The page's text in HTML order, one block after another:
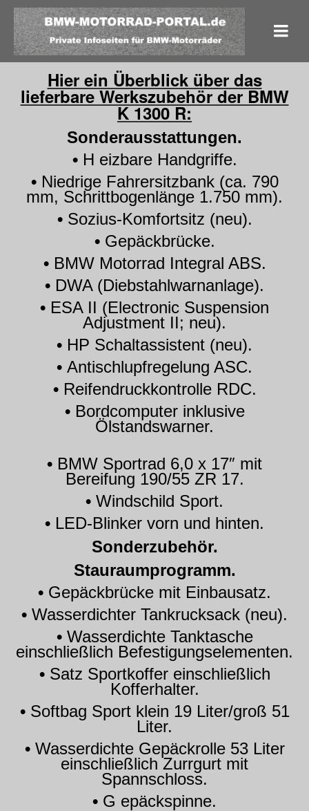
Hier ein Überblick über das
lieferbare Werkszubehör der BMW
K 1300 R:
Sonderausstattungen.
• H eizbare Handgriffe.
• Niedrige Fahrersitzbank (ca. 790
mm, Schrittbogenlänge 1.750 mm).
• Sozius-Komfortsitz (neu).
• Gepäckbrücke.
• BMW Motorrad Integral ABS.
• DWA (Diebstahlwarnanlage).
• ESA II (Electronic Suspension
Adjustment II; neu).
• HP Schaltassistent (neu).
• Antischlupfregelung ASC.
• Reifendruckkontrolle RDC.
• Bordcomputer inklusive
Ölstandswarner.
• BMW Sportrad 6,0 x 17″ mit
Bereifung 190/55 ZR 17.
• Windschild Sport.
• LED-Blinker vorn und hinten.
Sonderzubehör.
Stauraumprogramm.
• Gepäckbrücke mit Einbausatz.
• Wasserdichter Tankrucksack (neu).
• Wasserdichte Tanktasche
einschließlich Befestigungselementen.
• Satz Sportkoffer einschließlich
Kofferhalter.
• Softbag Sport klein 19 Liter/groß 51
Liter.
• Wasserdichte Gepäckrolle 53 Liter
einschließlich Zurrgurt mit
Spannschloss.
• G epäckspinne.